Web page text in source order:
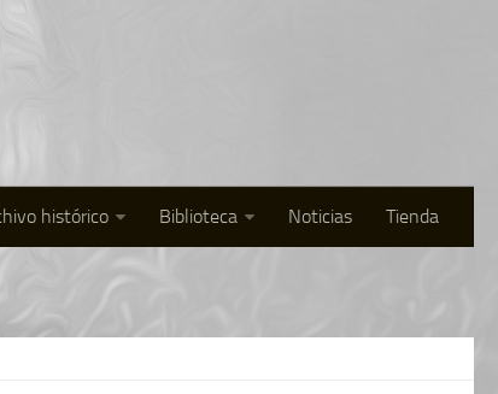
histórico Biblioteca Noticias Tienda